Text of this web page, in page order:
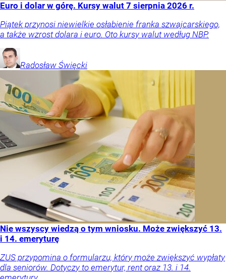
Euro i dolar w górę. Kursy walut 7 sierpnia 2026 r.
Piątek przynosi niewielkie osłabienie franka szwajcarskiego,
a także wzrost dolara i euro. Oto kursy walut według NBP.
Radosław Święcki
Nie wszyscy wiedzą o tym wniosku. Może zwiększyć 13.
i 14. emeryturę
ZUS przypomina o formularzu, który może zwiększyć wypłaty
dla seniorów. Dotyczy to emerytur, rent oraz 13. i 14.